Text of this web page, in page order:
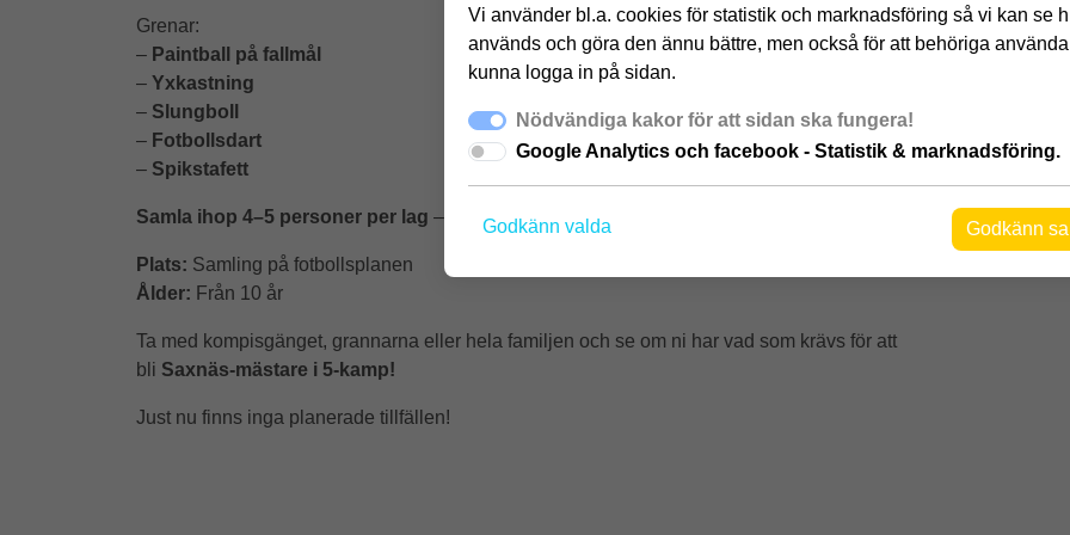
Grenar:
– Paintball på fallmål
– Yxkastning
– Slungboll
– Fotbollsdart
– Spikstafett
Samla ihop 4–5 personer per lag – är ni färre går det lika bra, då kör ni bara lite mer!
Plats: Samling på fotbollsplanen
Ålder: Från 10 år
Ta med kompisgänget, grannarna eller hela familjen och se om ni har vad som krävs för att
bli Saxnäs-mästare i 5-kamp!
Just nu finns inga planerade tillfällen!
Vi använder bl.a. cookies för statistik och marknadsföring så vi kan se
används och göra den ännu bättre, men också för att behöriga
kunna logga in på sidan.
Nödvändiga kakor för att sidan ska fungera!
Google Analytics och facebook - Statistik & marknadsföring.
Godkänn valda Godkänn